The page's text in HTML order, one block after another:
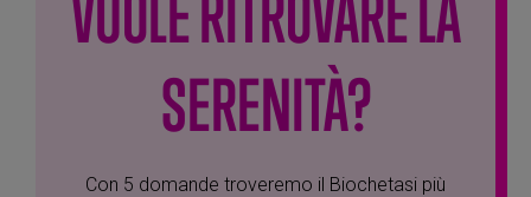
SERENITÀ?
Con 5 domande troveremo il Biochetasi più